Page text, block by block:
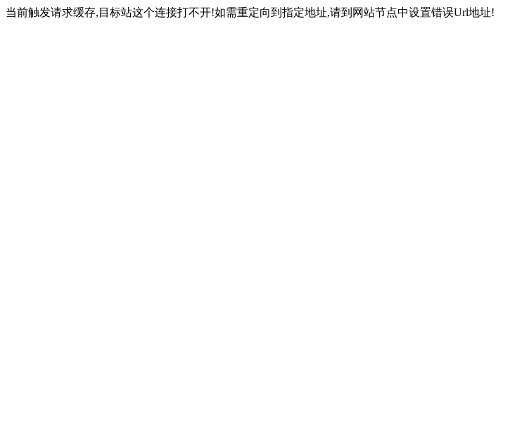
当前触发请求缓存,目标站这个连接打不开!如需重定向到指定地址,请到网站节点中设置错误Url地址!